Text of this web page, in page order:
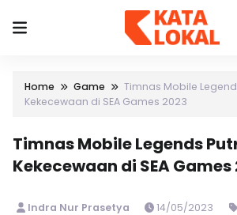
Home Game
Timnas Mobile
Kekecewaan di SEA Games 2023
Timnas Mobile Legends
Kekecewaan di SEA Games
Indra Nur Prasetya 14/05/2023